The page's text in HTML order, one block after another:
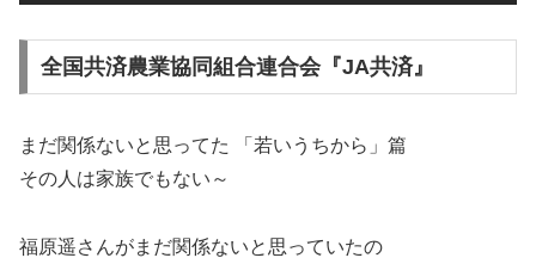
全国共済農業協同組合連合会『JA共済』
まだ関係ないと思ってた 「若いうちから」篇
その人は家族でもない～
福原遥さんがまだ関係ないと思っていたの